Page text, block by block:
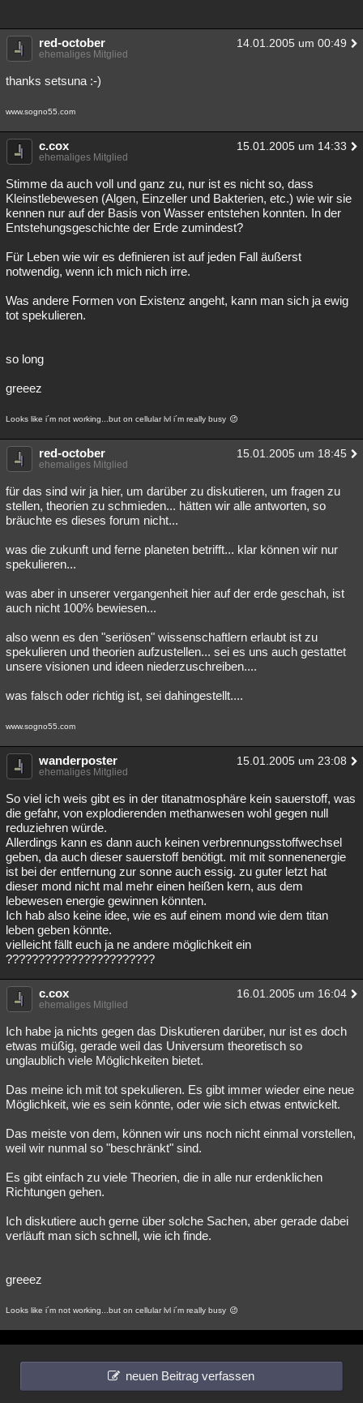
red-october 14.01.2005 um 00:49
ehemaliges Mitglied
thanks setsuna :-)
www.sogno55.com
c.cox 15.01.2005 um 14:33
ehemaliges Mitglied
Stimme da auch voll und ganz zu, nur ist es nicht so, dass
Kleinstlebewesen (Algen, Einzeller und Bakterien, etc.) wie wir sie
kennen nur auf der Basis von Wasser entstehen konnten. In der
Entstehungsgeschichte der Erde zumindest?
Für Leben wie wir es definieren ist auf jeden Fall äußerst
notwendig, wenn ich mich nich irre.
Was andere Formen von Existenz angeht, kann man sich ja ewig
tot spekulieren.
so long
greeez
Looks like i´m not working...but on cellular lvl i´m really busy
red-october 15.01.2005 um 18:45
ehemaliges Mitglied
für das sind wir ja hier, um darüber zu diskutieren, um fragen zu
stellen, theorien zu schmieden... hätten wir alle antworten, so
bräuchte es dieses forum nicht...
was die zukunft und ferne planeten betrifft... klar können wir nur
spekulieren...
was aber in unserer vergangenheit hier auf der erde geschah, ist
auch nicht 100% bewiesen...
also wenn es den "seriösen" wissenschaftlern erlaubt ist zu
spekulieren und theorien aufzustellen... sei es uns auch gestattet
unsere visionen und ideen niederzuschreiben....
was falsch oder richtig ist, sei dahingestellt....
www.sogno55.com
wanderposter 15.01.2005 um 23:08
ehemaliges Mitglied
So viel ich weis gibt es in der titanatmosphäre kein sauerstoff, was
die gefahr, von explodierenden methanwesen wohl gegen null
reduziehren würde.
Allerdings kann es dann auch keinen verbrennungsstoffwechsel
geben, da auch dieser sauerstoff benötigt. mit mit sonnenenergie
ist bei der entfernung zur sonne auch essig. zu guter letzt hat
dieser mond nicht mal mehr einen heißen kern, aus dem
lebewesen energie gewinnen könnten.
Ich hab also keine idee, wie es auf einem mond wie dem titan
leben geben könnte.
vielleicht fällt euch ja ne andere möglichkeit ein
???????????????????????
c.cox 16.01.2005 um 16:04
ehemaliges Mitglied
Ich habe ja nichts gegen das Diskutieren darüber, nur ist es doch
etwas müßig, gerade weil das Universum theoretisch so
unglaublich viele Möglichkeiten bietet.
Das meine ich mit tot spekulieren. Es gibt immer wieder eine neue
Möglichkeit, wie es sein könnte, oder wie sich etwas entwickelt.
Das meiste von dem, können wir uns noch nicht einmal vorstellen,
weil wir nunmal so "beschränkt" sind.
Es gibt einfach zu viele Theorien, die in alle nur erdenklichen
Richtungen gehen.
Ich diskutiere auch gerne über solche Sachen, aber gerade dabei
verläuft man sich schnell, wie ich finde.
greeez
Looks like i´m not working...but on cellular lvl i´m really busy
neuen Beitrag verfassen